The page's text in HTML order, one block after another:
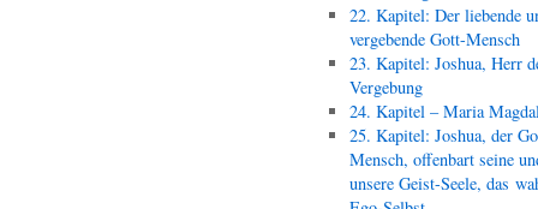
22. Kapitel: Der liebende
vergebende Gott-Mensch
23. Kapitel: Joshua, Herr
Vergebung
24. Kapitel – Maria
25. Kapitel: Joshua, der
Mensch, offenbart seine
unsere Geist-Seele, das